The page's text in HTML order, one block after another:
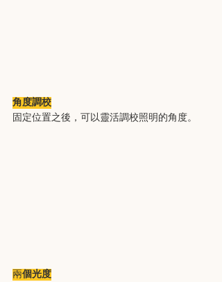
角度調校
​固定位置之後，可以靈活調校照明的角度。
兩個光度